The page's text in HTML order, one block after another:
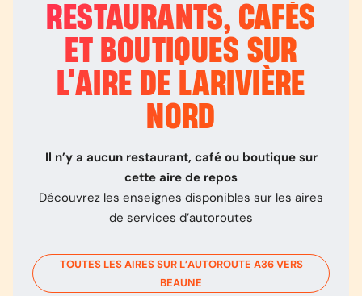
RESTAURANTS, CAFÉS
ET BOUTIQUES SUR
L’AIRE DE LARIVIÈRE
NORD
Il n’y a aucun restaurant, café ou boutique sur
cette aire de repos
Découvrez les enseignes disponibles sur les aires
de services d’autoroutes
TOUTES LES AIRES SUR L’AUTOROUTE A36VERS
BEAUNE